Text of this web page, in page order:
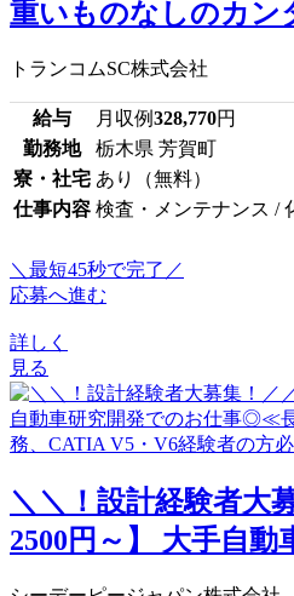
重いものなしのカン
トランコムSC株式会社
給与 月収例328,770円
勤務地
栃木県 芳賀町
寮・社宅 あり（無料）
仕事内容 検査・メンテナンス /
＼最短45秒で完了／
応募へ進む
詳しく
見る
＼＼！設計経験者大
2500円～】 大手自動